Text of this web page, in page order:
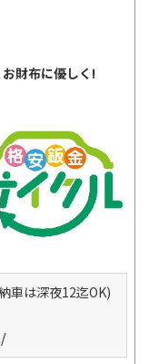
財布に優しく!
車は深夜12迄OK)